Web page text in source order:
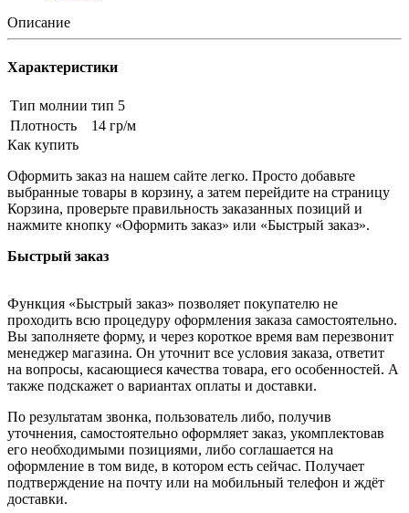
Описание
Характеристики
Тип молнии тип 5
Плотность
14 гр/м
Как купить
Оформить заказ на нашем сайте легко. Просто добавьте
выбранные товары в корзину, а затем перейдите на страницу
Корзина, проверьте правильность заказанных позиций и
нажмите кнопку «Оформить заказ» или «Быстрый заказ».
Быстрый заказ
Функция «Быстрый заказ» позволяет покупателю не
проходить всю процедуру оформления заказа самостоятельно.
Вы заполняете форму, и через короткое время вам перезвонит
менеджер магазина. Он уточнит все условия заказа, ответит
на вопросы, касающиеся качества товара, его особенностей. А
также подскажет о вариантах оплаты и доставки.
По результатам звонка, пользователь либо, получив
уточнения, самостоятельно оформляет заказ, укомплектовав
его необходимыми позициями, либо соглашается на
оформление в том виде, в котором есть сейчас. Получает
подтверждение на почту или на мобильный телефон и ждёт
доставки.